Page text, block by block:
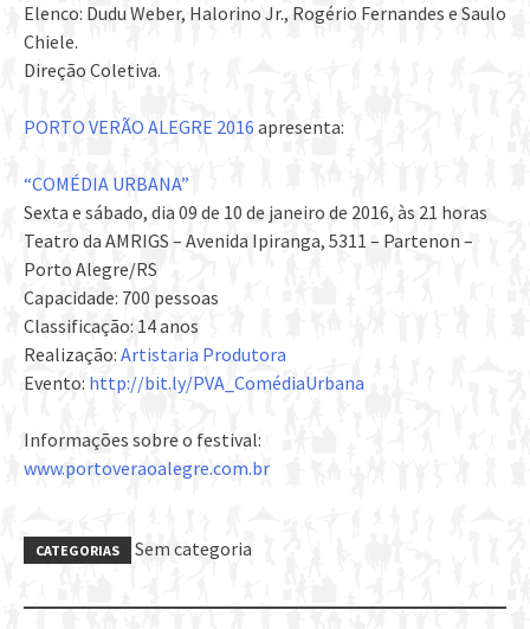
Elenco: Dudu Weber, Halorino Jr., Rogério Fernandes e Saulo
Chiele.
Direção Coletiva.
PORTO VERÃO ALEGRE 2016 apresenta:
“COMÉDIA URBANA”
Sexta e sábado, dia 09 de 10 de janeiro de 2016, às 21 horas
Teatro da AMRIGS – Avenida Ipiranga, 5311 – Partenon –
Porto Alegre/RS
Capacidade: 700 pessoas
Classificação: 14 anos
Realização: Artistaria Produtora
Evento: http://bit.ly/PVA_ComédiaUrbana
Informações sobre o festival:
www.portoveraoalegre.com.br
CATEGORIAS Sem categoria